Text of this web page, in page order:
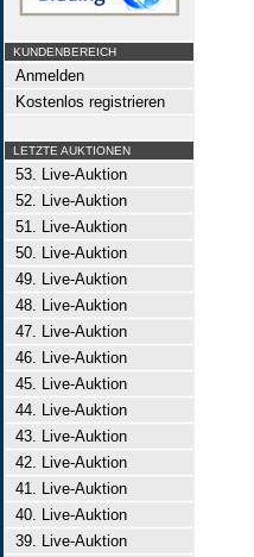
KUNDENBEREICH
Anmelden
Kostenlos registrieren
LETZTE AUKTIONEN
53. Live-Auktion
52. Live-Auktion
51. Live-Auktion
50. Live-Auktion
49. Live-Auktion
48. Live-Auktion
47. Live-Auktion
46. Live-Auktion
45. Live-Auktion
44. Live-Auktion
43. Live-Auktion
42. Live-Auktion
41. Live-Auktion
40. Live-Auktion
39. Live-Auktion